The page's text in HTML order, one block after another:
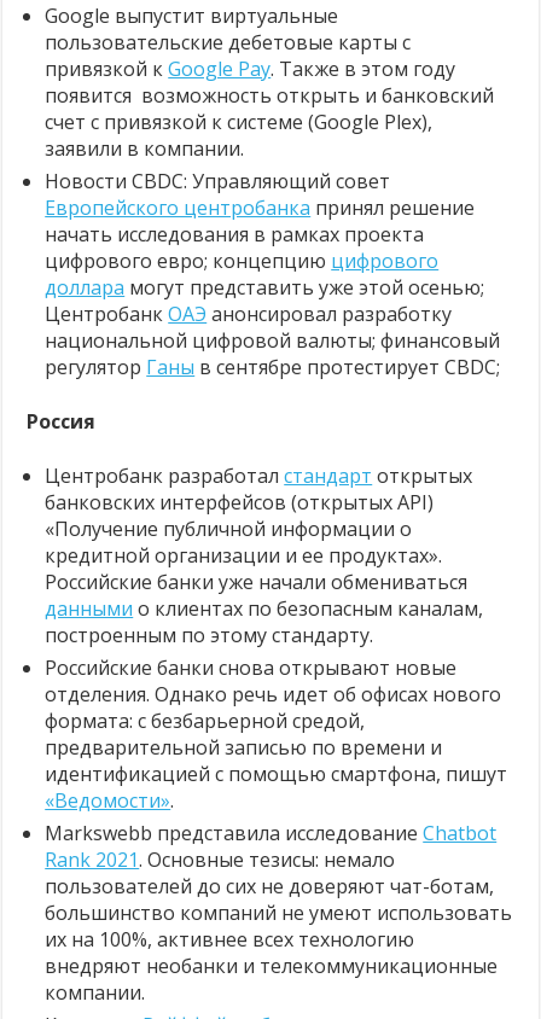
Google выпустит виртуальные
пользовательские дебетовые карты с
привязкой кGoogle Pay. Также в этом году
появится возможность открыть и банковский
счет с привязкой к системе (Google Plex),
заявили в компании.
Новости CBDC: Управляющий совет
Европейского центробанка принял решение
начать исследования в рамках проекта
цифрового евро; концепцию цифрового
доллара могут представить уже этой осенью;
ЦентробанкОАЭ анонсировал разработку
национальной цифровой валюты; финансовый
регулятор Ганы в сентябре протестирует CBDC;
Россия
Центробанк разработалстандарт открытых
банковских интерфейсов (открытых API)
«Получение публичной информации о
кредитной организации и ее продуктах».
Российские банки уже начали обмениваться
данными о клиентах по безопасным каналам,
построенным по этому стандарту.
Российские банки снова открывают новые
отделения. Однако речь идет об офисах нового
формата: с безбарьерной средой,
предварительной записью по времени и
идентификацией с помощью смартфона, пишут
«Ведомости».
Markswebb представила исследованиеChatbot
Rank 2021. Основные тезисы: немало
пользователей до сих не доверяют чат-ботам,
большинство компаний не умеют использовать
их на 100%, активнее всех технологию
внедряют необанки и телекоммуникационные
компании.